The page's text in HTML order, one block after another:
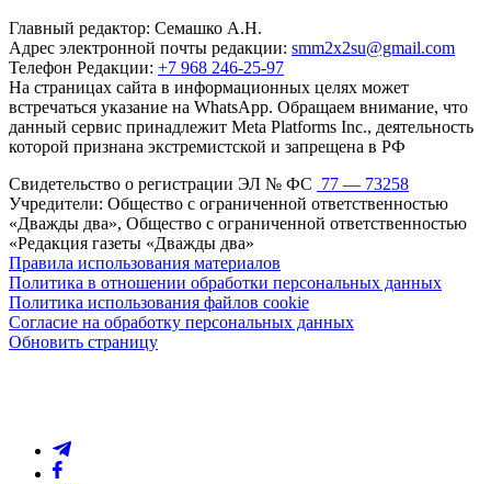
Главный редактор: Семашко А.Н.
Адрес электронной почты редакции: smm2x2su@gmail.com
Телефон Редакции: +7 968 246-25-97
На страницах сайта в информационных целях может
встречаться указание на WhatsApp. Обращаем внимание, что
данный сервис принадлежит Meta Platforms Inc., деятельность
которой признана экстремистской и запрещена в РФ
Свидетельство о регистрации ЭЛ № ФС 77 — 73258
Учредители: Общество с ограниченной ответственностью
«Дважды два», Общество с ограниченной ответственностью
«Редакция газеты «Дважды два»
Правила использования материалов
Политика в отношении обработки персональных данных
Политика использования файлов cookie
Согласие на обработку персональных данных
Обновить страницу